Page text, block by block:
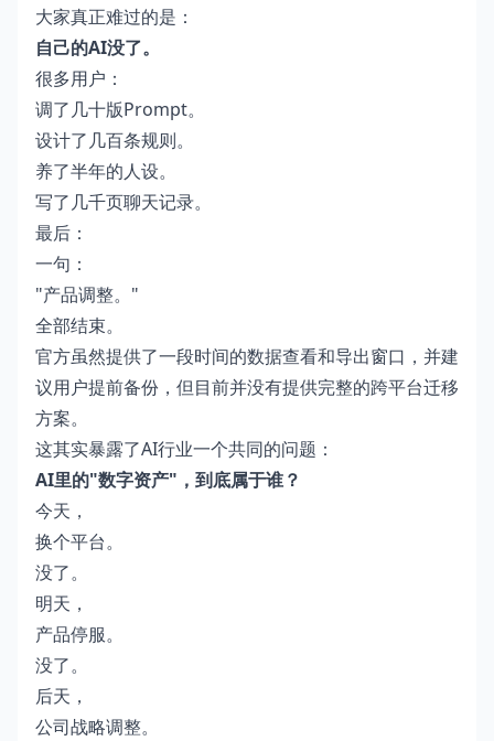
大家真正难过的是：
自己的AI没了。
很多用户：
调了几十版Prompt。
设计了几百条规则。
养了半年的人设。
写了几千页聊天记录。
最后：
一句：
"产品调整。"
全部结束。
官方虽然提供了一段时间的数据查看和导出窗口，并建
议用户提前备份，但目前并没有提供完整的跨平台迁移
方案。
这其实暴露了AI行业一个共同的问题：
AI里的"数字资产"，到底属于谁？
今天，
换个平台。
没了。
明天，
产品停服。
没了。
后天，
公司战略调整。